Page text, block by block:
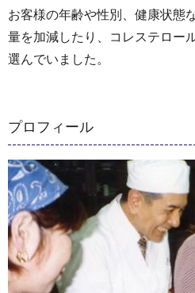
お客様の年齢や性別、健康状態
量を加減したり、コレステロー
選んでいました。
プロフィール